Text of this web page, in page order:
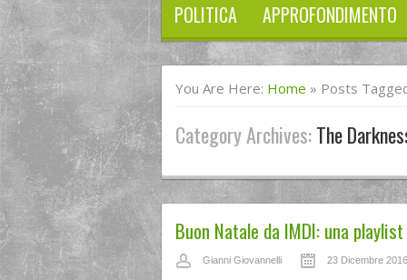
POLITICA APPROFONDIMENTO
You Are Here: Home » Posts
Category Archives:The
Buon Natale da IMDI: una
Gianni Giovannelli 23 Dicembre 2016